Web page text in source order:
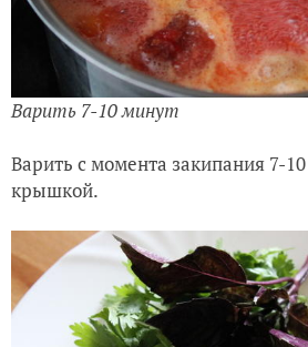
Варить 7-10 минут
Варить с момента закипания 7-
крышкой.